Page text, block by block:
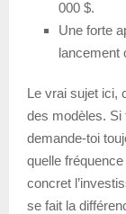
000 $.
Une forte
lancement
Le vrai sujet ici,
des modèles. Si
demande-toi
quelle
concret
se fait la